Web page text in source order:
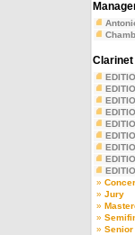
»
» Jury
»
»
»